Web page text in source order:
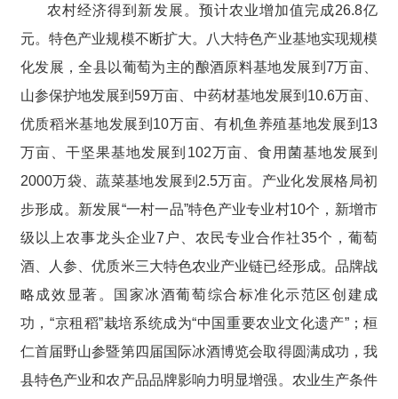
农村经济得到新发展。预计农业增加值完成26.8亿
元。特色产业规模不断扩大。八大特色产业基地实现规模
化发展，全县以葡萄为主的酿酒原料基地发展到7万亩、
山参保护地发展到59万亩、中药材基地发展到10.6万亩、
优质稻米基地发展到10万亩、有机鱼养殖基地发展到13
万亩、干坚果基地发展到102万亩、食用菌基地发展到
2000万袋、蔬菜基地发展到2.5万亩。产业化发展格局初
步形成。新发展“一村一品”特色产业专业村10个，新增市
级以上农事龙头企业7户、农民专业合作社35个，葡萄
酒、人参、优质米三大特色农业产业链已经形成。品牌战
略成效显著。国家冰酒葡萄综合标准化示范区创建成
功，“京租稻”栽培系统成为“中国重要农业文化遗产”；桓
仁首届野山参暨第四届国际冰酒博览会取得圆满成功，我
县特色产业和农产品品牌影响力明显增强。农业生产条件